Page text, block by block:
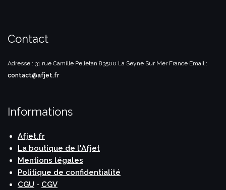
Contact
Adresse : 31 rue Camille Pelletan 83500 La Seyne Sur MerFrance Email :
contact@afjet.fr
Informations
Afjet.fr
La boutique de l'Afjet
Mentions légales
Politique de confidentialité
CGU - CGV